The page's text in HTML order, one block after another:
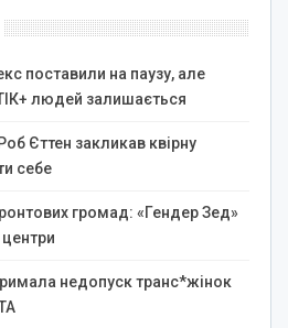
поставили на паузу, але
людей залишається
Єттен закликав квірну
себе
громад: «Гендер Зед»
недопуск транс*жінок